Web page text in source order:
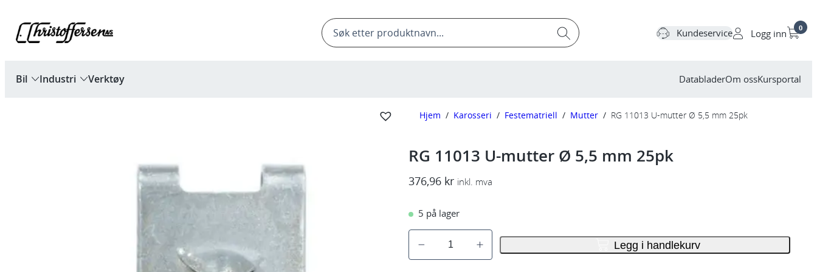
innhold
Products
search Kundeservice Logg inn 0
Bil Industri Verktøy DatabladerOm ossKursportal
Hjem / Karosseri / Festematriell / Mutter / RG 11013 U-mutter Ø 5,5 mm 25pk
RG 11013 U-mutter Ø 5,5 mm 25pk
376,96 kr inkl. mva
5 på lager
G
Legg i handlekurv